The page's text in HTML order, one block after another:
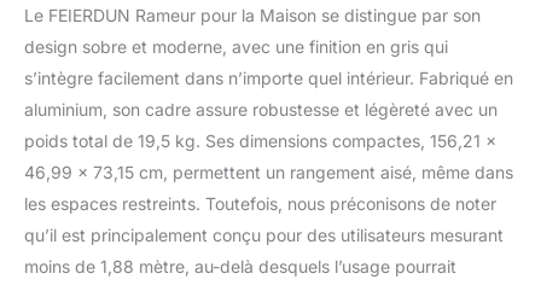
débutants brisent
généralement la sueur en
seulement 15 minutes
d'avion Résistance à 16
niveaux pour toute la
famille : le rameur
FEIERDUN pour la
maison dispose de 16
niveaux de résistance,
adapté à tous les
niveaux de remise en
Le FEIERDUN Rameur pour la Maison se distingue par son
design sobre et moderne, avec une finition en gris qui
s’intègre facilement dans n’importe quel intérieur. Fabriqué en
aluminium, son cadre assure robustesse et légèreté avec un
poids total de 19,5 kg. Ses dimensions compactes, 156,21 x
46,99 x 73,15 cm, permettent un rangement aisé, même dans
les espaces restreints. Toutefois, nous préconisons de noter
qu’il est principalement conçu pour des utilisateurs mesurant
moins de 1,88 mètre, au-delà desquels l’usage pourrait